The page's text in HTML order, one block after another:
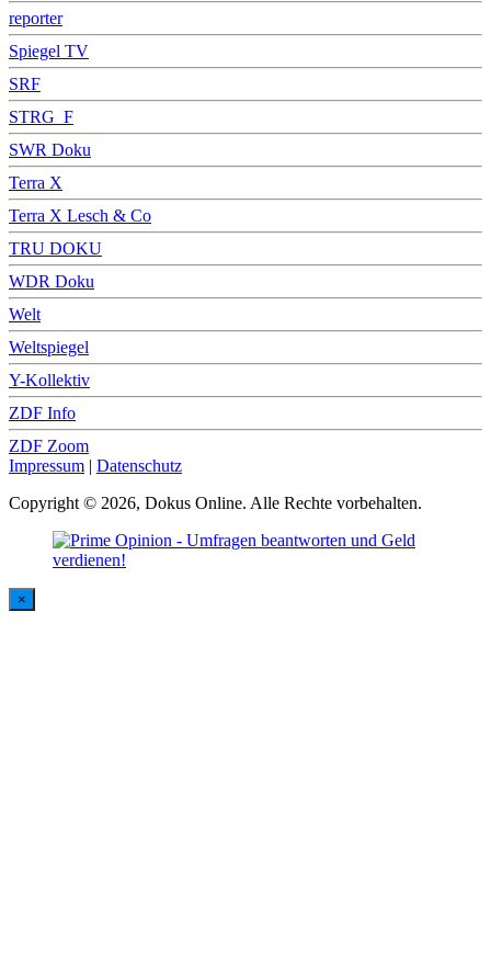
reporter
Spiegel TV
SRF
STRG_F
SWR Doku
Terra X
Terra X Lesch & Co
TRU DOKU
WDR Doku
Welt
Weltspiegel
Y-Kollektiv
ZDF Info
ZDF Zoom
Impressum | Datenschutz
Copyright © 2026, Dokus Online. Alle Rechte vorbehalten.
×